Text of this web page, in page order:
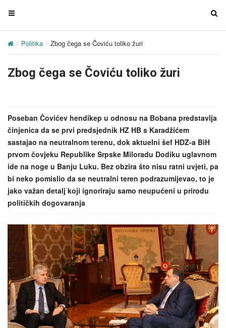
T
g
e
i
g
a
t
i
o
n
T
i
t
i
o
Politika Zbog čega se Čoviću toliko žuri
Zbog čega se Čoviću toliko žuri
Poseban Čovićev hendikep u odnosu na Bobana predstavlja
činjenica da se prvi predsjednik HZ HB s Karadžićem
sastajao na neutralnom terenu, dok aktuelni šef HDZ-a BiH
prvom čovjeku Republike Srpske Miloradu Dodiku uglavnom
ide na noge u Banju Luku. Bez obzira što nisu ratni uvjeti, pa
bi neko pomislio da se neutralni teren podrazumijevao, to je
jako važan detalj koji ignoriraju samo neupućeni u prirodu
političkih dogovaranja